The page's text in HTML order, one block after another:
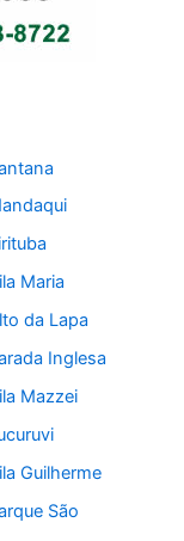
Maria
da Lapa
Inglesa
Mazzei
Guilherme
São